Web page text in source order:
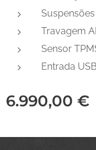
Travagem
Sensor
Entrada
6.990,00 €